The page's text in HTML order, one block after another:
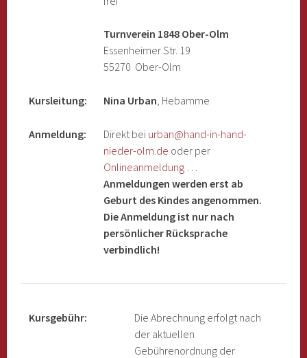
Turnverein 1848 Ober-Olm
Essenheimer Str. 19
55270 Ober-Olm
Kursleitung: Nina Urban , Hebamme
Anmeldung: Direkt bei urban@hand-in-hand-
nieder-olm.de oder per
Onlineanmeldung
Anmeldungen werden erst ab
Geburt des Kindes angenommen.
Die Anmeldung ist nur nach
persönlicher Rücksprache
verbindlich!
Kursgebühr:
Die Abrechnung erfolgt nach
der aktuellen
Gebührenordnung der